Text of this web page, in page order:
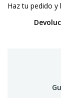
Haz tu pedido y